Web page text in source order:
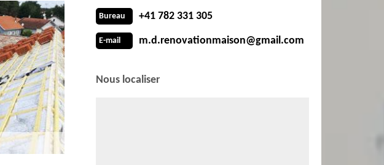
Bureau +41 782 331 305
E-mail m.d.renovationmaison@gmail.com
Nous localiser